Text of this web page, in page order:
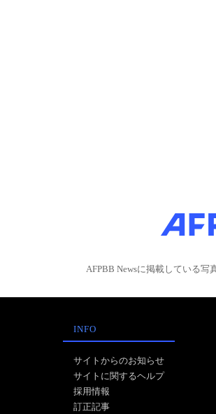
AFPBB Newsに掲載している写
INFO
サイトからのお知らせ
サイトに関するヘルプ
採用情報
訂正記事